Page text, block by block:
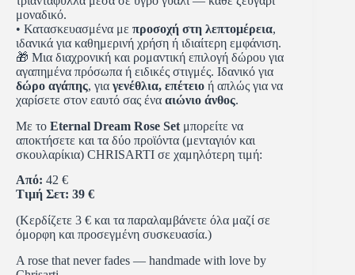
μοναδικό.
• Κατασκευασμένα με προσοχή στη λεπτομέρεια,
ιδανικά για καθημερινή χρήση ή ιδιαίτερη εμφάνιση.
🎁 Μια διαχρονική και ρομαντική επιλογή δώρου για
αγαπημένα πρόσωπα ή ειδικές στιγμές. Ιδανικό για
δώρο αγάπης, για γενέθλια, επέτειο ή απλώς για να
χαρίσετε στον εαυτό σας ένα αιώνιο άνθος.
Με το Eternal Dream Rose Set μπορείτε να
αποκτήσετε και τα δύο προϊόντα (μενταγιόν και
σκουλαρίκια) CHRISARTI σε χαμηλότερη τιμή:
Από: 42 €
Τιμή Σετ: 39 €
(Κερδίζετε 3 € και τα παραλαμβάνετε όλα μαζί σε
όμορφη και προσεγμένη συσκευασία.)
A rose that never fades — handmade with love by